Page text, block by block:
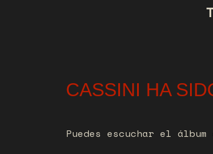
CASSINI HA
Puedes escuchar el